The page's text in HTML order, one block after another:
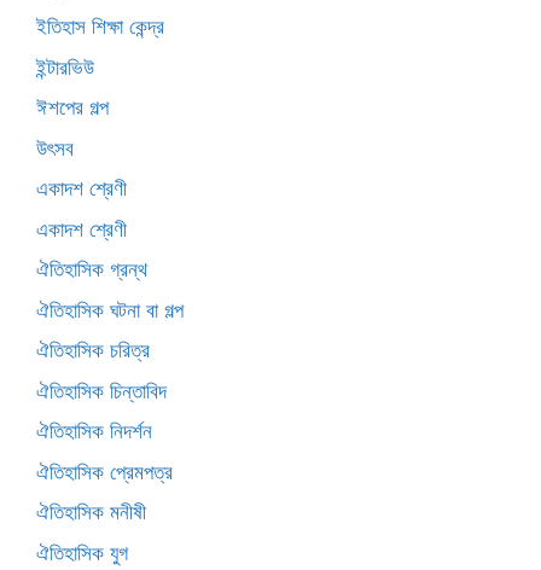
ইতিহাস শিক্ষা কেন্দ্র
ইন্টারভিউ
ঈশপের গল্প
উৎসব
একাদশ শ্রেণী
একাদশ শ্রেণী
ঐতিহাসিক গ্রন্থ
ঐতিহাসিক ঘটনা বা গল্প
ঐতিহাসিক চরিত্র
ঐতিহাসিক চিন্তাবিদ
ঐতিহাসিক নিদর্শন
ঐতিহাসিক প্রেমপত্র
ঐতিহাসিক মনীষী
ঐতিহাসিক যুগ